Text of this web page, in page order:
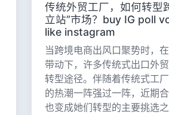
传统外贸工厂，如何转型
立站”市场？buy IG poll
like instagram
当跨境电商出风口聚势时，
带动下，许多传统式出口外
转型途径。伴随着传统式工
的热潮一阵强过一阵，近期
也变成她们转型的主要挑选